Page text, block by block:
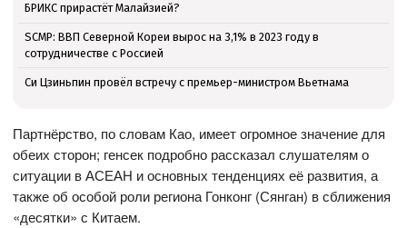
БРИКС прирастёт Малайзией?
SCMP: ВВП Северной Кореи вырос на 3,1% в 2023 году в
сотрудничестве с Россией
Си Цзиньпин провёл встречу с премьер-министром Вьетнама
Партнёрство, по словам Као, имеет огромное значение для
обеих сторон; генсек подробно рассказал слушателям о
ситуации в АСЕАН и основных тенденциях её развития, а
также об особой роли региона Гонконг (Сянган) в сближения
«десятки» с Китаем.